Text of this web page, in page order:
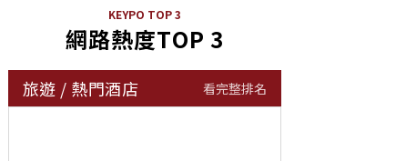
KEYPO TOP 3
網路熱度TOP 3
旅遊 / 熱門酒店 看完整排名